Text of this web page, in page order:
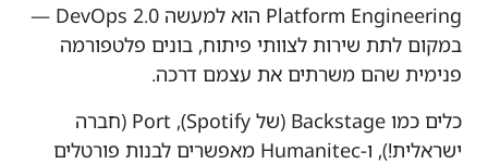
Platform Engineering הוא למעשה DevOps 2.0 —
במקום לתת שירות לצוותי פיתוח, בונים פלטפורמה
פנימית שהם משרתים את עצמם דרכה.
כלים כמו Backstage (של Spotify), Port (חברה
ישראלית!), ו-Humanitec מאפשרים לבנות פורטלים